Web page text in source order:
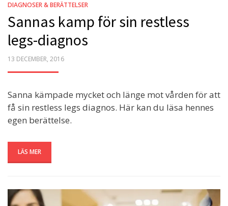
DIAGNOSER & BERÄTTELSER
Sannas kamp för sin restless
legs-diagnos
POSTED
13 DECEMBER, 2016
Sanna kämpade mycket och länge mot vården för att
få sin restless legs diagnos. Här kan du läsa hennes
egen berättelse.
LÄS MER